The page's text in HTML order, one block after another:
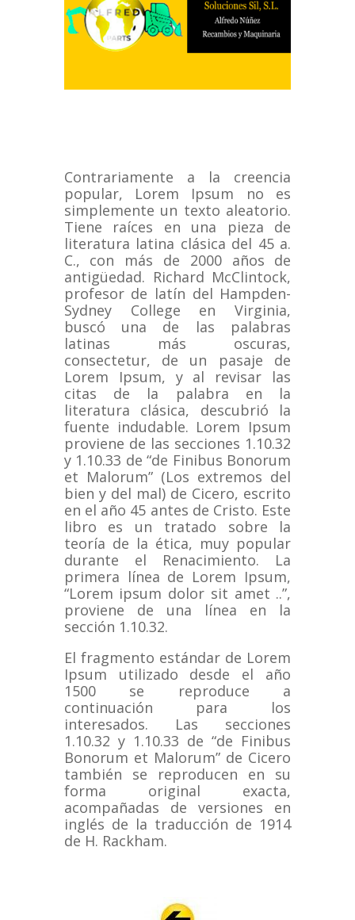
Contrariamente a la creencia
popular, Lorem Ipsum no es
simplemente un texto aleatorio.
Tiene raíces en una pieza de
literatura latina clásica del 45 a.
C., con más de 2000 años de
antigüedad. Richard McClintock,
profesor de latín del Hampden-
Sydney College en Virginia,
buscó una de las palabras
latinas más oscuras,
consectetur, de un pasaje de
Lorem Ipsum, y al revisar las
citas de la palabra en la
literatura clásica, descubrió la
fuente indudable. Lorem Ipsum
proviene de las secciones 1.10.32
y 1.10.33 de “de Finibus Bonorum
et Malorum” (Los extremos del
bien y del mal) de Cicero, escrito
en el año 45 antes de Cristo. Este
libro es un tratado sobre la
teoría de la ética, muy popular
durante el Renacimiento.
La
primera línea de Lorem Ipsum,
“Lorem ipsum dolor sit amet ..”,
proviene de una línea en la
sección 1.10.32.
El fragmento estándar de Lorem
Ipsum utilizado desde el año
1500 se reproduce a
continuación para los
interesados.
Las secciones
1.10.32 y 1.10.33 de “de Finibus
Bonorum et Malorum” de Cicero
también se reproducen en su
forma original exacta,
acompañadas de versiones en
inglés de la traducción de 1914
de H. Rackham.